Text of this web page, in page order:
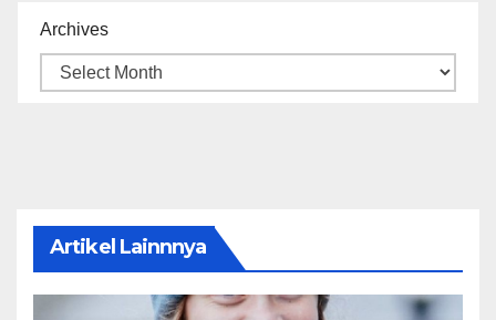
Archives
Artikel Lainnnya